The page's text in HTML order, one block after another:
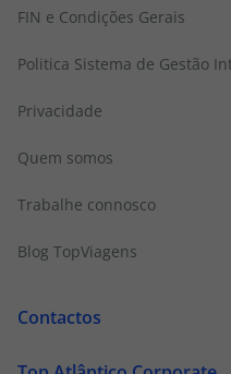
FIN e Condições Gerais
Politica Sistema de Gestão
Privacidade
Quem somos
Trabalhe connosco
Blog TopViagens
Contactos